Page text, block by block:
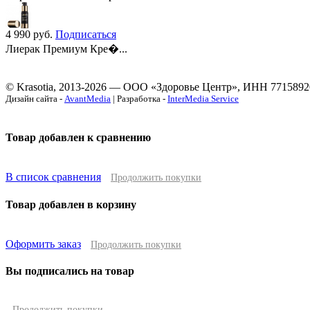
4 990 руб. Подписаться
Лиерак Премиум Кре�...
© Krasotia, 2013-2026 — ООО «Здоровье Центр», ИНН
Дизайн сайта - AvantMedia | Разработка - InterMedia Service
Товар добавлен к сравнению
В список сравнения Продолжить покупки
Товар добавлен в корзину
Оформить заказ Продолжить покупки
Вы подписались на товар